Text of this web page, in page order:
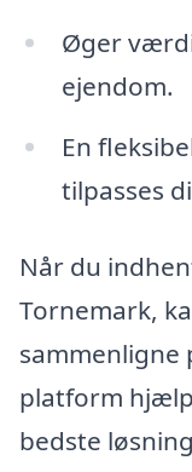
Øger
ejendom.
En
tilpasses
Når du
Tornemark,
sammenligne
platform
bedste